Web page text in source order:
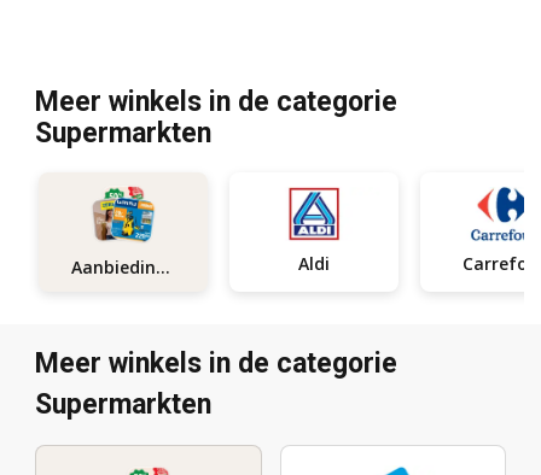
Meer winkels in de categorie
Supermarkten
Aanbiedingen Aldi
Meer winkels in de categorie
Supermarkten